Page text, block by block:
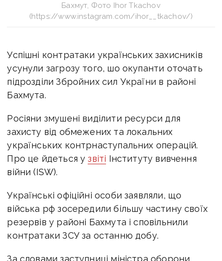
Бахмут, Фото Ihor Tkachov
(https://www.instagram.com/ihor__tkachov/)
Успішні контратаки українських захисників
усунули загрозу того, шо окупанти оточать
підрозділи Збройних сил України в районі
Бахмута.
Росіяни змушені виділити ресурси для
захисту від обмежених та локальних
українських контрнаступальних операцій.
Про це йдеться узвіті Інституту вивчення
війни (ISW).
Українські офіційні особи заявляли, що
війська рф зосередили більшу частину своїх
резервів у районі Бахмута і сповільнили
контратаки ЗСУ за останню добу.
За словами заступниці міністра оборони